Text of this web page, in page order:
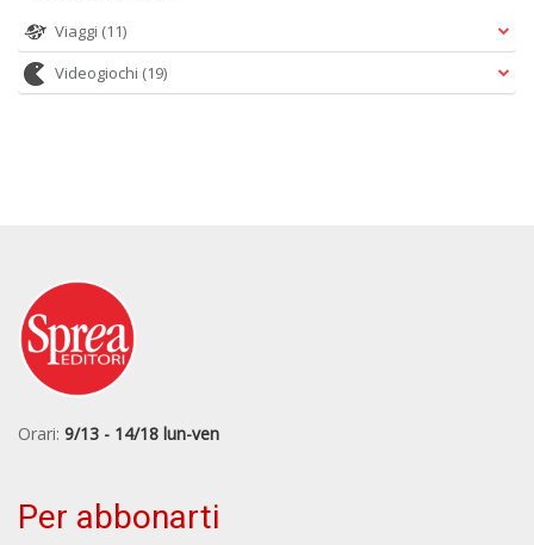
Viaggi (11)
Videogiochi (19)
Orari: 9/13 - 14/18 lun-ven
Per abbonarti